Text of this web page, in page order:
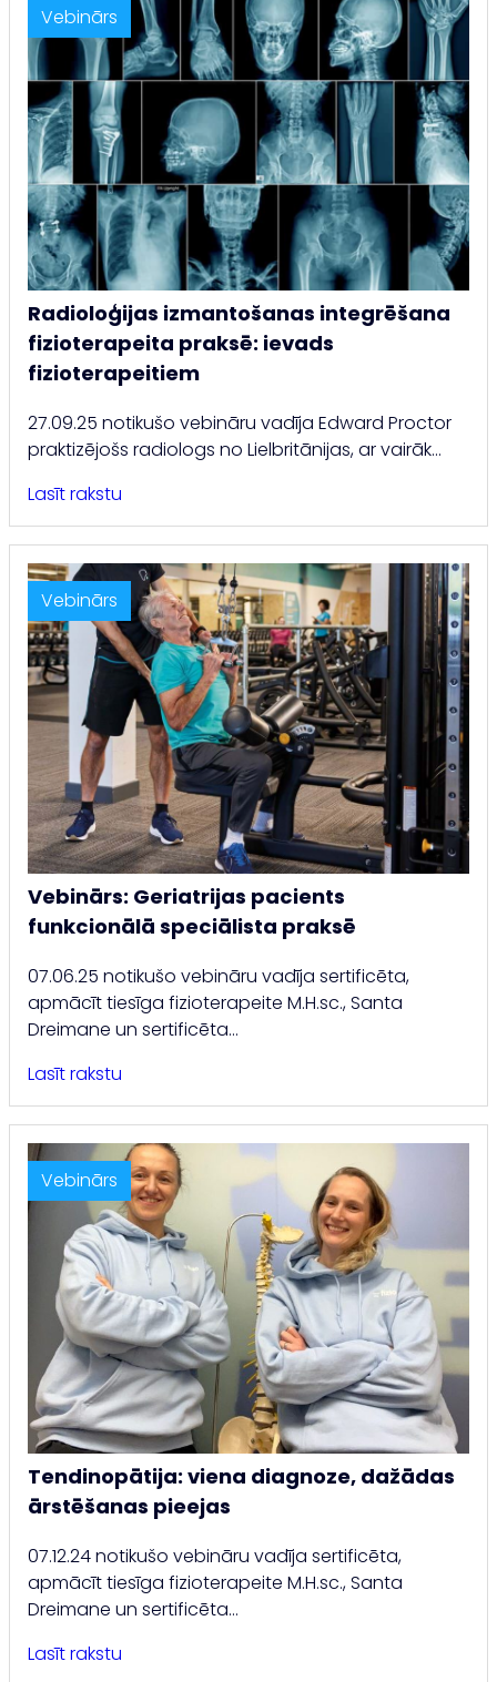
Vebinārs
Radioloģijas izmantošanas integrēšana
fizioterapeita praksē: ievads
fizioterapeitiem
27.09.25 notikušo vebināru vadīja Edward Proctor
praktizējošs radiologs no Lielbritānijas, ar vairāk…
Lasīt rakstu
Vebinārs
Vebinārs: Geriatrijas pacients
funkcionālā speciālista praksē
07.06.25 notikušo vebināru vadīja sertificēta,
apmācīt tiesīga fizioterapeite M.H.sc., Santa
Dreimane un sertificēta…
Lasīt rakstu
Vebinārs
Tendinopātija: viena diagnoze, dažādas
ārstēšanas pieejas
07.12.24 notikušo vebināru vadīja sertificēta,
apmācīt tiesīga fizioterapeite M.H.sc., Santa
Dreimane un sertificēta…
Lasīt rakstu